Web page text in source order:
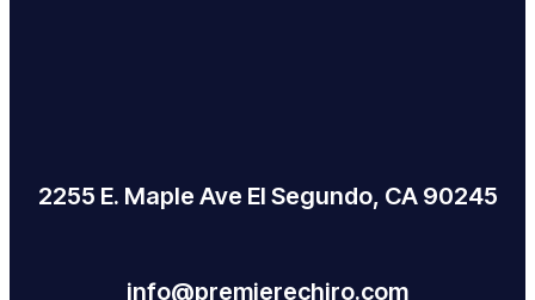
2255 E. Maple Ave El Segundo, CA 90245
info@premierechiro.com